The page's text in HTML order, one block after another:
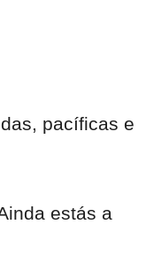
pacíficas e
estás a